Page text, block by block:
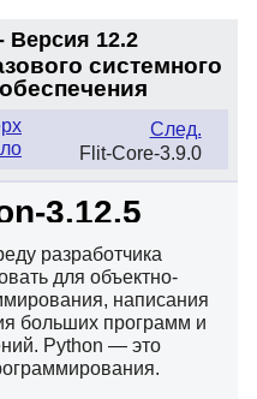
Версия 12.2
системного
След.
Flit-Core-3.9.0
3.12.5
разработчика
для объектно-
написания
больших программ и
Python — это